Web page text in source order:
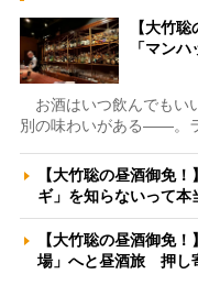
【大竹
「マン
お酒はいつ飲んでもい
別の味わいがある――。
【大竹聡の昼酒御免
ギ」を知らないって
【大竹聡の昼酒御免
場」へと昼酒旅 押し